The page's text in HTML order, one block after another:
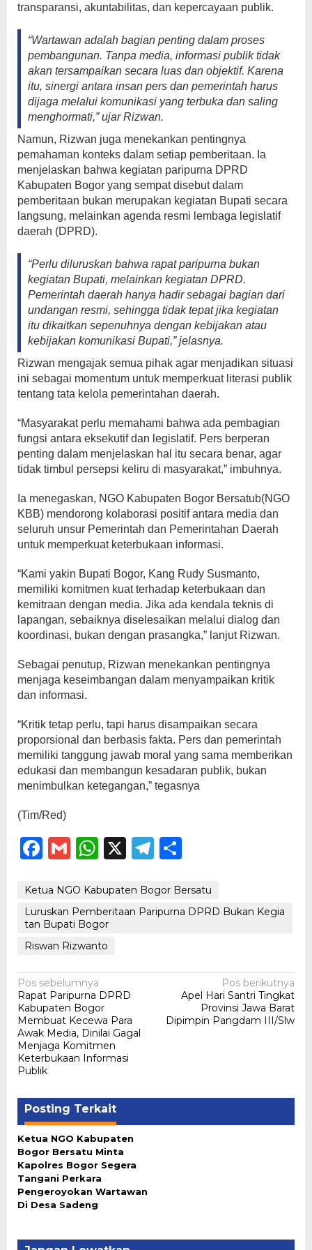
transparansi, akuntabilitas, dan kepercayaan publik.
“Wartawan adalah bagian penting dalam proses
pembangunan. Tanpa media, informasi publik tidak
akan tersampaikan secara luas dan objektif. Karena
itu, sinergi antara insan pers dan pemerintah harus
dijaga melalui komunikasi yang terbuka dan saling
menghormati,” ujar Rizwan.
Namun, Rizwan juga menekankan pentingnya
pemahaman konteks dalam setiap pemberitaan. Ia
menjelaskan bahwa kegiatan paripurna DPRD
Kabupaten Bogor yang sempat disebut dalam
pemberitaan bukan merupakan kegiatan Bupati secara
langsung, melainkan agenda resmi lembaga legislatif
daerah (DPRD).
“Perlu diluruskan bahwa rapat paripurna bukan
kegiatan Bupati, melainkan kegiatan DPRD.
Pemerintah daerah hanya hadir sebagai bagian dari
undangan resmi, sehingga tidak tepat jika kegiatan
itu dikaitkan sepenuhnya dengan kebijakan atau
kebijakan komunikasi Bupati,” jelasnya.
Rizwan mengajak semua pihak agar menjadikan situasi
ini sebagai momentum untuk memperkuat literasi publik
tentang tata kelola pemerintahan daerah.
“Masyarakat perlu memahami bahwa ada pembagian
fungsi antara eksekutif dan legislatif. Pers berperan
penting dalam menjelaskan hal itu secara benar, agar
tidak timbul persepsi keliru di masyarakat,” imbuhnya.
Ia menegaskan, NGO Kabupaten Bogor Bersatub(NGO
KBB) mendorong kolaborasi positif antara media dan
seluruh unsur Pemerintah dan Pemerintahan Daerah
untuk memperkuat keterbukaan informasi.
“Kami yakin Bupati Bogor, Kang Rudy Susmanto,
memiliki komitmen kuat terhadap keterbukaan dan
kemitraan dengan media. Jika ada kendala teknis di
lapangan, sebaiknya diselesaikan melalui dialog dan
koordinasi, bukan dengan prasangka,” lanjut Rizwan.
Sebagai penutup, Rizwan menekankan pentingnya
menjaga keseimbangan dalam menyampaikan kritik
dan informasi.
“Kritik tetap perlu, tapi harus disampaikan secara
proporsional dan berbasis fakta. Pers dan pemerintah
memiliki tanggung jawab moral yang sama memberikan
edukasi dan membangun kesadaran publik, bukan
menimbulkan ketegangan,” tegasnya
(Tim/Red)
Facebook
Gmail
WhatsApp
X Telegram
Ketua NGO Kabupaten Bogor Bersatu
Luruskan Pemberitaan Paripurna DPRD Bukan Kegia
tan Bupati Bogor
Riswan Rizwanto
Navigasi
pos
Pos sebelumnya
Rapat Paripurna DPRD
Kabupaten Bogor
Membuat Kecewa Para
Awak Media, Dinilai Gagal
Menjaga Komitmen
Keterbukaan Informasi
Publik
Pos berikutnya
Apel Hari Santri Tingkat
Provinsi Jawa Barat
Dipimpin Pangdam III/Slw
Posting Terkait
Ketua NGO Kabupaten
Bogor Bersatu Minta
Kapolres Bogor Segera
Tangani Perkara
Pengeroyokan Wartawan
Di Desa Sadeng